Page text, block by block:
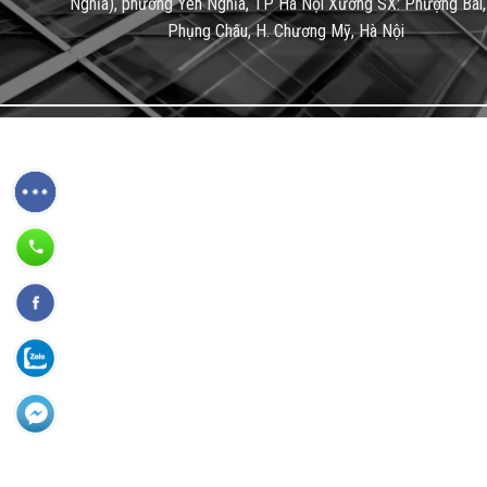
Phụng Châu, H. Chương Mỹ, Hà Nội